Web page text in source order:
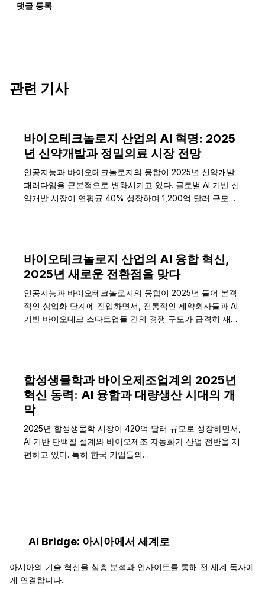
댓글 등록
관련 기사
바이오테크놀로지 산업의 AI 혁명: 2025
년 신약개발과 정밀의료 시장 전망
인공지능과 바이오테크놀로지의 융합이 2025년 신약개발
패러다임을 근본적으로 변화시키고 있다. 글로벌 AI 기반 신
약개발 시장이 연평균 40% 성장하며 1,200억 달러 규모
바이오테크놀로지 산업의 AI 융합 혁신,
2025년 새로운 전환점을 맞다
인공지능과 바이오테크놀로지의 융합이 2025년 들어 본격
적인 상업화 단계에 진입하면서, 전통적인 제약회사들과 AI
기반 바이오테크 스타트업들 간의 경쟁 구도가 급격히 재편
합성생물학과 바이오제조업계의 2025년
혁신 동력: AI 융합과 대량생산 시대의 개
막
2025년 합성생물학 시장이 420억 달러 규모로 성장하면서,
AI 기반 단백질 설계와 바이오제조 자동화가 산업 전반을 재
편하고 있다. 특히 한국 기업들의…
AI Bridge: 아시아에서 세계로
아시아의 기술 혁신을 심층 분석과 인사이트를 통해 전 세계 독자에
게 연결합니다.